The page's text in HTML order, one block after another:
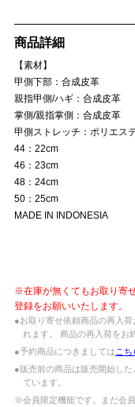
商品詳細
【素材】
甲側下部：合成皮革
親指甲側/ハギ：合成皮革
掌側/親指掌側：合成皮革
甲側ストレッチ：ポリエス
44：22cm
46：23cm
48：24cm
50：25cm
MADE IN INDONESIA
※在庫が無くてもお取り寄
登録をお願いいたします。
●お取り寄せ依頼商品の再入
れます。 商品の再入荷をお
●予約商品につきましては こち
●販売前の商品は販売開始し
ています。
※会員限定機能です。まだ会